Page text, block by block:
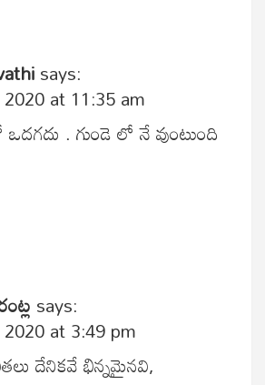
says:
at 11:35 am
. గుండె లో నే వుంటుంది
says:
at 3:49 pm
దేనికవే భిన్నమైనవి,